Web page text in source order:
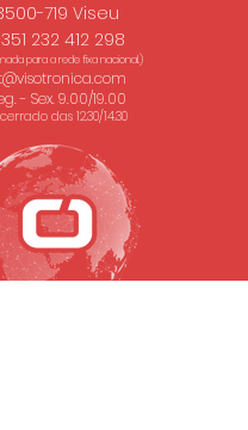
719 Viseu
232 412 298
para a rede fixa nacional.)
- Sex. 9.00/19.00
das 12.30/14.30